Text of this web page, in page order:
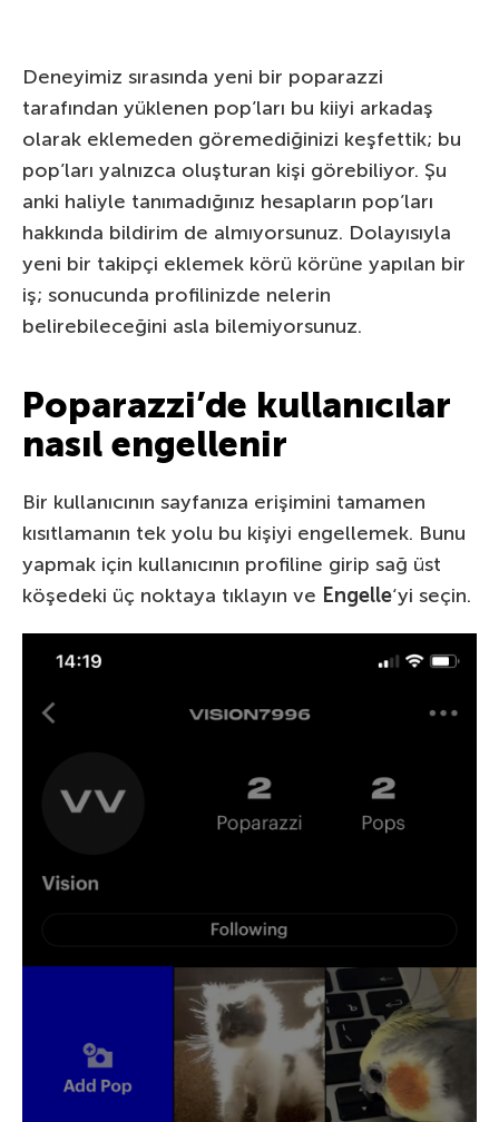
Deneyimiz sırasında yeni bir poparazzi
tarafından yüklenen pop’ları bu kiiyi arkadaş
olarak eklemeden göremediğinizi keşfettik; bu
pop’ları yalnızca oluşturan kişi görebiliyor. Şu
anki haliyle tanımadığınız hesapların pop’ları
hakkında bildirim de almıyorsunuz. Dolayısıyla
yeni bir takipçi eklemek körü körüne yapılan bir
iş; sonucunda profilinizde nelerin
belirebileceğini asla bilemiyorsunuz.
Poparazzi’de kullanıcılar
nasıl engellenir
Bir kullanıcının sayfanıza erişimini tamamen
kısıtlamanın tek yolu bu kişiyi engellemek. Bunu
yapmak için kullanıcının profiline girip sağ üst
köşedeki üç noktaya tıklayın ve Engelle‘yi seçin.